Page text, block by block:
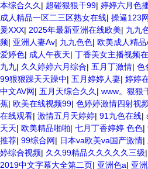
本综合久久 | 超碰狠狠干99| 婷婷六月色
成人精品一区二三区熟女在线| 操逼123
爰XXX| 2025年最新亚洲在线欧美| 九九
频| 亚洲人妻Av| 九九色色| 欧美成人精
爱婷色| 成人午夜天| 丁香美女主播视频
九九| 久久婷婷六月综合| 五月丁激情| 色
99狠狠躁天天躁中| 五月婷婷人妻| 婷婷
中文AV网| 五月天综合久久 | www。狠狠
蕉| 欧美在线视频99| 色婷婷激情四射视
在线观看| 激情五月天婷婷| 91九色在线|
天天| 欧美精品啪啪| 七月丁香婷婷 色色|
推荐| 99综合网| 日本va欧美va国产激情|
婷综合视频| 久久99精品久久久久久三级|
2019中文字幕大全第二页| 亚洲色a| 亚